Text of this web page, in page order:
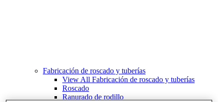
Fabricación de roscado y tuberías
View All Fabricación de roscado y tuberías
Roscado
Ranurado de rodillo